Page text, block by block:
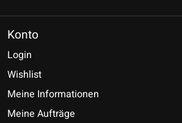
Konto
Login
Wishlist
Meine Informationen
Meine Aufträge